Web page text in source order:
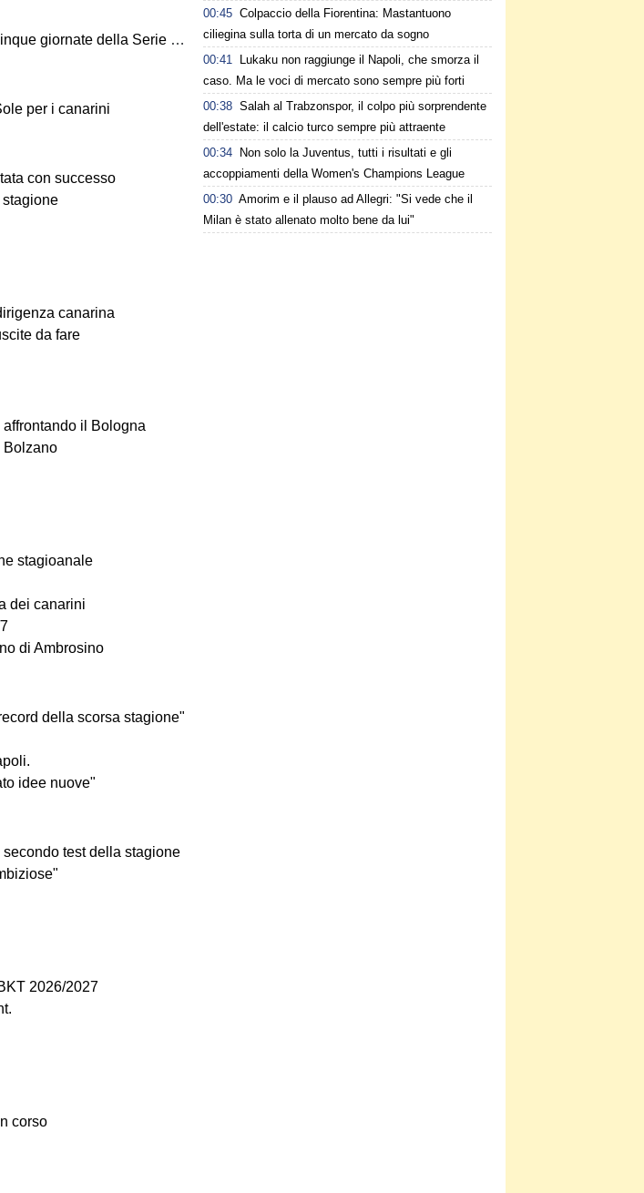
giornate della Serie BKT
per i canarini
con successo
canarina
da fare
il Bologna
Bolzano
stagioanale
dei canarini
di Ambrosino
della scorsa stagione"
idee nuove"
test della stagione
2026/2027
corso
00:45 Colpaccio della Fiorentina: Mastantuono
ciliegina sulla torta di un mercato da sogno
00:41
Lukaku non raggiunge il Napoli, che smorza il
caso. Ma le voci di mercato sono sempre più forti
00:38 Salah al Trabzonspor, il colpo più sorprendente
dell'estate: il calcio turco sempre più attraente
00:34
Non solo la Juventus, tutti i risultati e gli
accoppiamenti della Women's Champions League
00:30 Amorim e il plauso ad Allegri: "Si vede che il
Milan è stato allenato molto bene da lui"